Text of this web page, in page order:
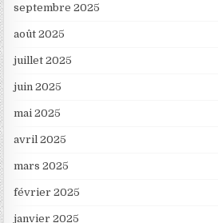
septembre 2025
août 2025
juillet 2025
juin 2025
mai 2025
avril 2025
mars 2025
février 2025
janvier 2025